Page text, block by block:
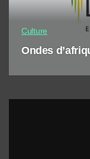
Culture
Ondes